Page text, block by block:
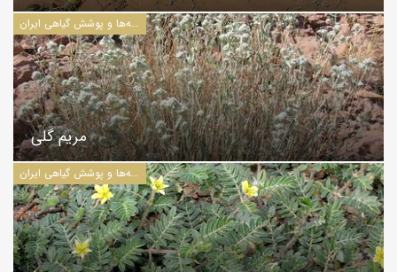
درخت‌ها، درختچه‌ها، بوته‌ها و پوشش گیاهی ایران
مریم گلی
درخت‌ها، درختچه‌ها، بوته‌ها و پوشش گیاهی ایران